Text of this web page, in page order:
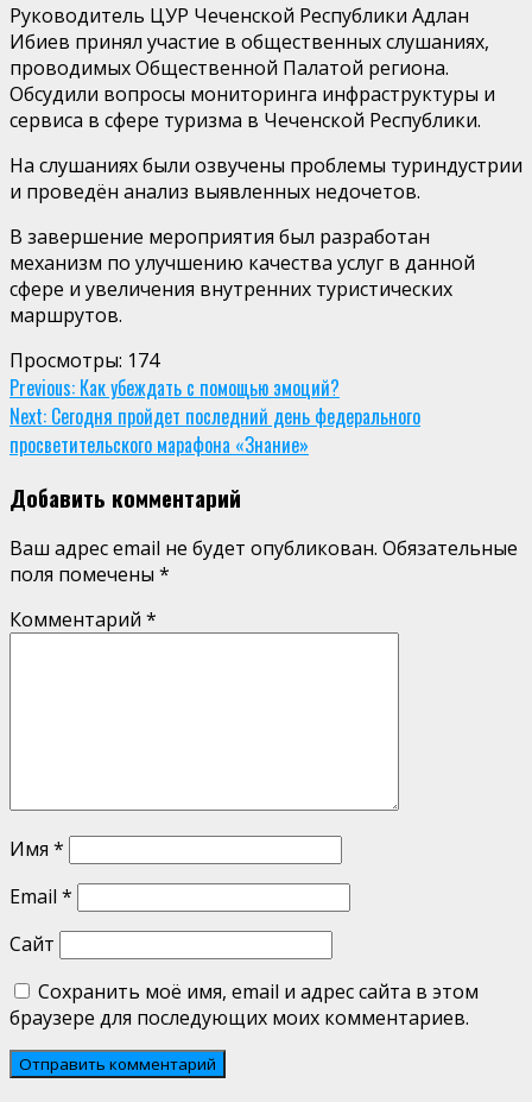
Руководитель ЦУР Чеченской Республики Адлан
Ибиев принял участие в общественных слушаниях,
проводимых Общественной Палатой региона.
Обсудили вопросы мониторинга инфраструктуры и
сервиса в сфере туризма в Чеченской Республики.
На слушаниях были озвучены проблемы туриндустрии
и проведён анализ выявленных недочетов.
В завершение мероприятия был разработан
механизм по улучшению качества услуг в данной
сфере и увеличения внутренних туристических
маршрутов.
Просмотры: 174
Continue
Reading
Previous: Как убеждать с помощью эмоций?
Next: Сегодня пройдет последний день федерального
просветительского марафона «Знание»
Добавить комментарий
Ваш адрес email не будет опубликован. Обязательные
поля помечены *
Комментарий *
Имя *
Email *
Сайт
Сохранить моё имя, email и адрес сайта в этом
браузере для последующих моих комментариев.